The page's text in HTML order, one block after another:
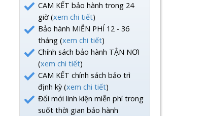
CAM KẾT bảo hành trong 24
giờ (xem chi tiết)
Bảo hành MIỄN PHÍ 12 - 36
tháng (xem chi tiết)
Chính sách bảo hành TẬN NƠI
(xem chi tiết)
CAM KẾT chính sách bảo trì
định kỳ (xem chi tiết)
Đổi mới linh kiện miễn phí trong
suốt thời gian bảo hành